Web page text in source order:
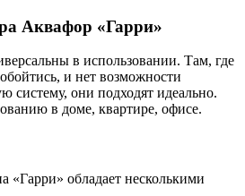
Аквафор «Гарри»
в использовании. Там, где
и нет возможности
систему, они подходят идеально.
в доме, квартире, офисе.
«Гарри» обладает несколькими